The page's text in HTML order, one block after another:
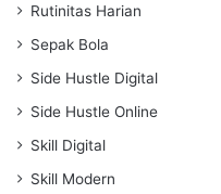
Rutinitas Harian
Sepak Bola
Side Hustle Digital
Side Hustle Online
Skill Digital
Skill Modern